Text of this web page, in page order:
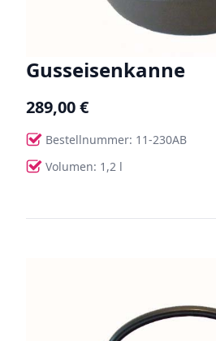
Gusseisenkanne
289,00 €
Bestellnummer: 11-230AB
Volumen: 1,2 l